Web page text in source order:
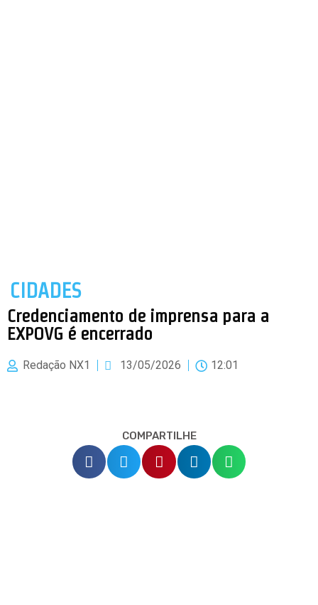
CIDADES
Credenciamento de imprensa para a
EXPOVG é encerrado
Redação NX1 13/05/2026 12:01
COMPARTILHE